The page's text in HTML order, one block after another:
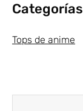
Categorías
Tops de anime